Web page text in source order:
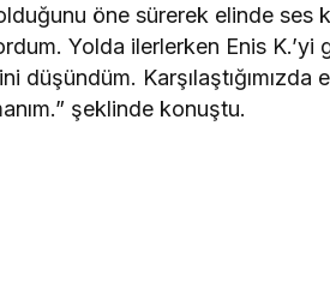
öne sürerek elinde ses
Yolda ilerlerken Enis K.’yi
düşündüm. Karşılaştığımızda
şeklinde konuştu.